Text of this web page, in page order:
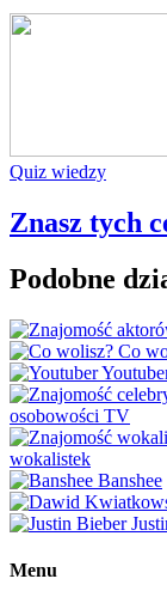
Quiz wiedzy
Znasz tych
Podobne
Co
osobowości TV
wokalistek
Banshee
Menu